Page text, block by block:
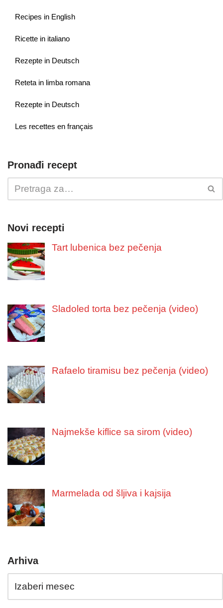
Recipes in English
Ricette in italiano
Rezepte in Deutsch
Reteta in limba romana
Rezepte in Deutsch
Les recettes en français
Pronađi recept
Novi recepti
Tart lubenica bez pečenja
Sladoled torta bez pečenja (video)
Rafaelo tiramisu bez pečenja (video)
Najmekše kiflice sa sirom (video)
Marmelada od šljiva i kajsija
Arhiva